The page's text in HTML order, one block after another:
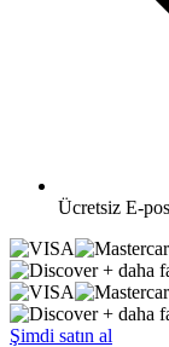
Ücretsiz E-
+ daha
+ daha
Şimdi satın al